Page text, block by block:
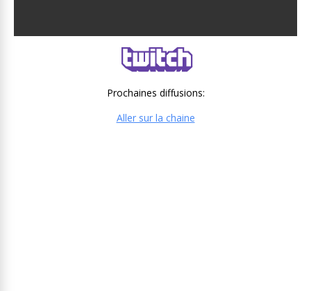
Prochaines diffusions:
Aller sur la chaine